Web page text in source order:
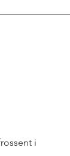
i